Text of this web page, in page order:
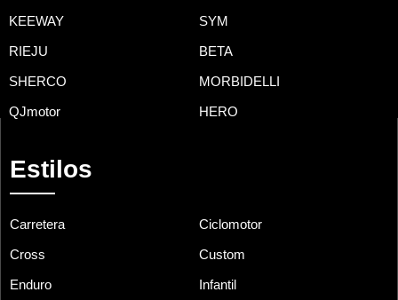
KEEWAY SYM
RIEJU BETA
SHERCO MORBIDELLI
QJmotor HERO
Estilos
Carretera Ciclomotor
Cross Custom
Enduro Infantil